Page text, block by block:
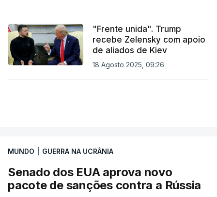
"Frente unida". Trump
recebe Zelensky com apoio
de aliados de Kiev
18 Agosto 2025, 09:26
MUNDO GUERRA NA UCRÂNIA
Senado dos EUA aprova novo
pacote de sanções contra a Rússia